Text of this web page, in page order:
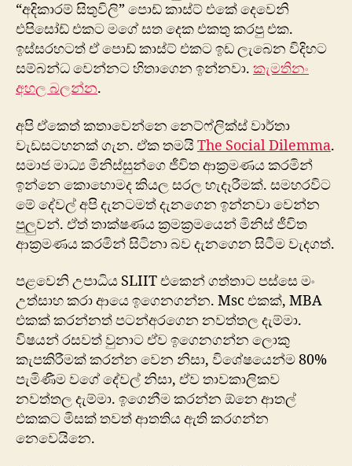
“අදිකාරම් සිතුවිලි” පොඩ් කාස්ට් එකේ දෙවෙනි
එපිසෝඩ් එකට මගේ සත දෙක එකතු කරපු එක.
ඉස්සරහටත් ඒ පොඩ් කාස්ට් එකට ඉඩ ලැබෙන විදිහට
සම්බන්ධ වෙන්නට හිතාගෙන ඉන්නවා. කැමතිනං
අහල බලන්න.
අපි ඒකෙත් කතාවෙන්නෙ නෙට්ෆ්ලික්ස් වාර්තා
වැඩසටහනක් ගැන. ඒක තමයිThe Social Dilemma.
සමාජ මාධ්‍ය මිනිස්සුන්ගෙ ජීවිත ආක්‍රමණය කරමින්
ඉන්නෙ කොහොමද කියල සරල හැදෑරීමක්. සමහරවිට
මේ දේවල් අපි දැනටමත් දැනගෙන ඉන්නවා වෙන්න
පුලුවන්. ඒත් තාක්ෂණය ක්‍රමක්‍රමයෙන් මිනිස් ජීවිත
ආක්‍රමණය කරමින් සිටිනා බව දැනගෙන සිටීම වැදගත්.
පළවෙනි උපාධිය SLIIT එකෙන් ගත්තාට පස්සෙ මං
උත්සාහ කරා ආයෙ ඉගෙනගන්න. Msc එකක්, MBA
එකක් කරන්නත් පටන්අරගෙන නවත්තල දැම්මා.
විෂයන් රසවත් වුනා​ට ඒව ඉගෙනගන්න ලොකු
කැපකිරීමක් කරන්න වෙන නිසා, විශේෂයෙන්ම 80%
පැමිණීම වගේ දේවල් නිසා, ඒව තාවකාලිකව
නවත්තල දැම්මා. ඉගෙනීම කරන්න ඕනෙ ආතල්
එකකට මිසක් තවත් ආතතිය ඇති කරගන්න
නෙවෙයිනෙ.